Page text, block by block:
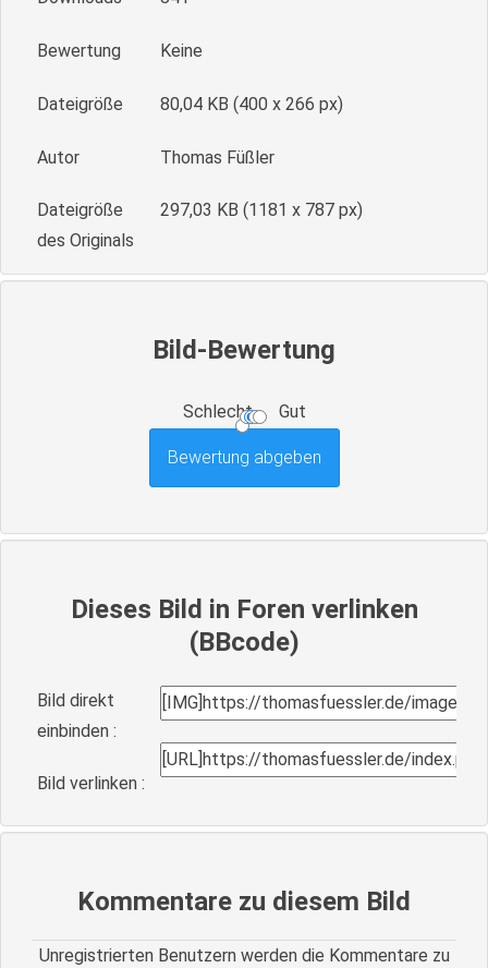
Bewertung Keine
Dateigröße 80,04 KB (400 x 266 px)
Autor Thomas Füßler
Dateigröße
des Originals
297,03 KB (1181 x 787 px)
Bild-Bewertung
Schlecht Gut
Dieses Bild in Foren verlinken
(BBcode)
Bild direkt
einbinden :
Bild verlinken :
Kommentare zu diesem Bild
Unregistrierten Benutzern werden die Kommentare zu